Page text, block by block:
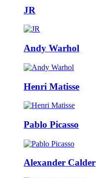
JR
Andy Warhol
Henri Matisse
Pablo Picasso
Alexander Calder